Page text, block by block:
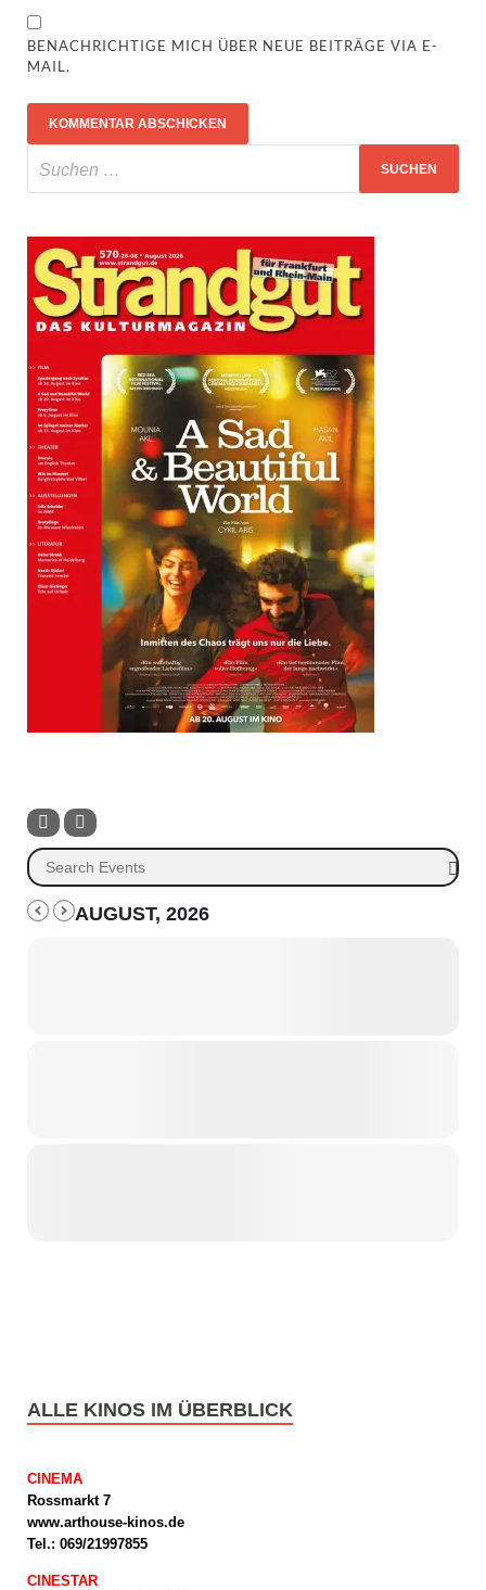
BENACHRICHTIGE MICH ÜBER NEUE BEITRÄGE VIA E-
MAIL.
AUGUST, 2026
ALLE KINOS IM ÜBERBLICK
CINEMA
Rossmarkt 7
www.arthouse-kinos.de
Tel.: 069/21997855
CINESTAR